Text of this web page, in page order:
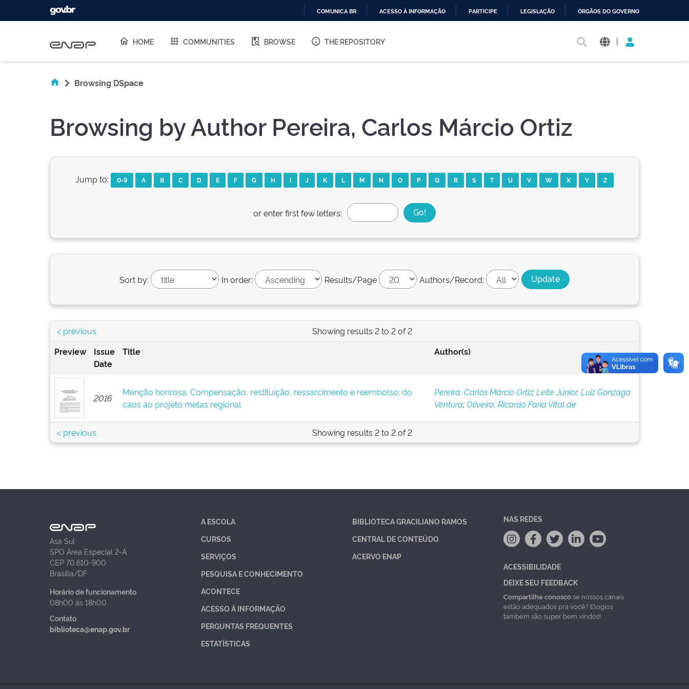
O
COMUNICA BR ACESSO À INFORMAÇÃO PARTICIPE LEGISLAÇÃO ÓRGÃOS DO GOVERNO
HOME COMMUNITIES BROWSE THE REPOSITORY |
Browsing DSpace
Browsing by Author Pereira, Carlos Márcio Ortiz
Jump to: 0-9 A B C D E F G H I J K L M N O P Q R S T U V W X Y Z
or enter first few letters:
Sort by: In order: Results/Page Authors/Record:
Showing results 2 to 2 of 2
< previous
Preview
Issue
Date
Title Author(s)
2016
Menção honrosa. Compensação, restituição, ressarcimento e reembolso: do
caos ao projeto metas regional
Pereira, Carlos Márcio Ortiz;Leite Júnior, Luiz Gonzaga
Ventura;Oliveira, Ricardo Faria Vital de
Showing results 2 to 2 of 2
< previous
Asa Sul
SPO Área Especial 2-A
CEP 70.610-900
Brasília/DF
Horário de funcionamento
08h00 às 18h00
Contato
biblioteca@enap.gov.br
A ESCOLA
CURSOS
SERVIÇOS
PESQUISA E CONHECIMENTO
ACONTECE
ACESSO À INFORMAÇÃO
PERGUNTAS FREQUENTES
ESTATÍSTICAS
BIBLIOTECA GRACILIANO RAMOS
CENTRAL DE CONTEÚDO
ACERVO ENAP
NAS REDES
ACESSIBILIDADE
DEIXE SEU FEEDBACK
Compartilhe conosco se nossos canais
estão adequados pra você? Elogios
também são super bem vindos!